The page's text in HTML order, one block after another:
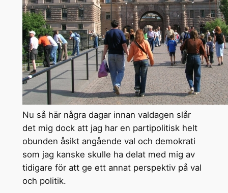
Nu så här några dagar innan valdagen slår
det mig dock att jag har en partipolitisk helt
obunden åsikt angående val och demokrati
som jag kanske skulle ha delat med mig av
tidigare för att ge ett annat perspektiv på val
och politik.